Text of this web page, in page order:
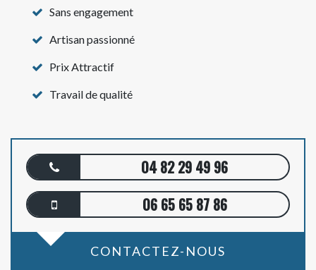
Sans engagement
Artisan passionné
Prix Attractif
Travail de qualité
04 82 29 49 96
06 65 65 87 86
CONTACTEZ-NOUS